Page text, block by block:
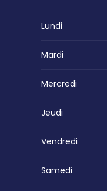
Lundi
Mardi
Mercredi
Jeudi
Vendredi
Samedi